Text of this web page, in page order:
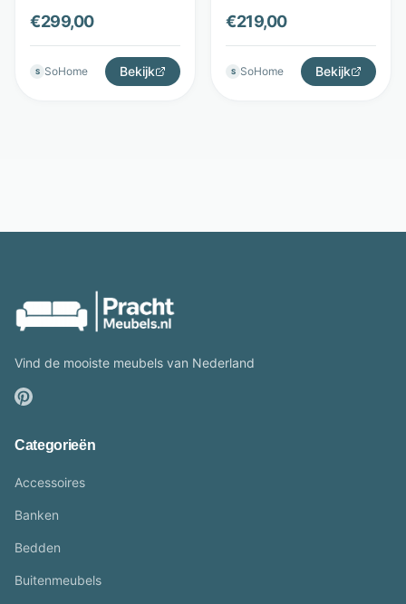
Geweven stof en
gecoat staal - 180°
draaifunctie - Caramel -
Livingfurn
€299,00
S SoHome Bekijk
Geweven stof - 360°
draaibaar - Zand -
Livingfurn
€219,00
S SoHome Bekijk
Vind de mooiste meubels van Nederland
Categorieën
Accessoires
Banken
Bedden
Buitenmeubels